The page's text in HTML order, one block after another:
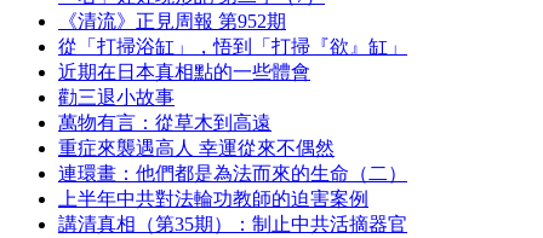
《清流》正見周報 第952期
從「打掃浴缸」，悟到「打掃『欲』缸」
近期在日本真相點的一些體會
勸三退小故事
萬物有言：從草木到高遠
重症來襲遇高人 幸運從來不偶然
連環畫：他們都是為法而來的生命（二）
上半年中共對法輪功教師的迫害案例
講清真相（第35期）：制止中共活摘器官